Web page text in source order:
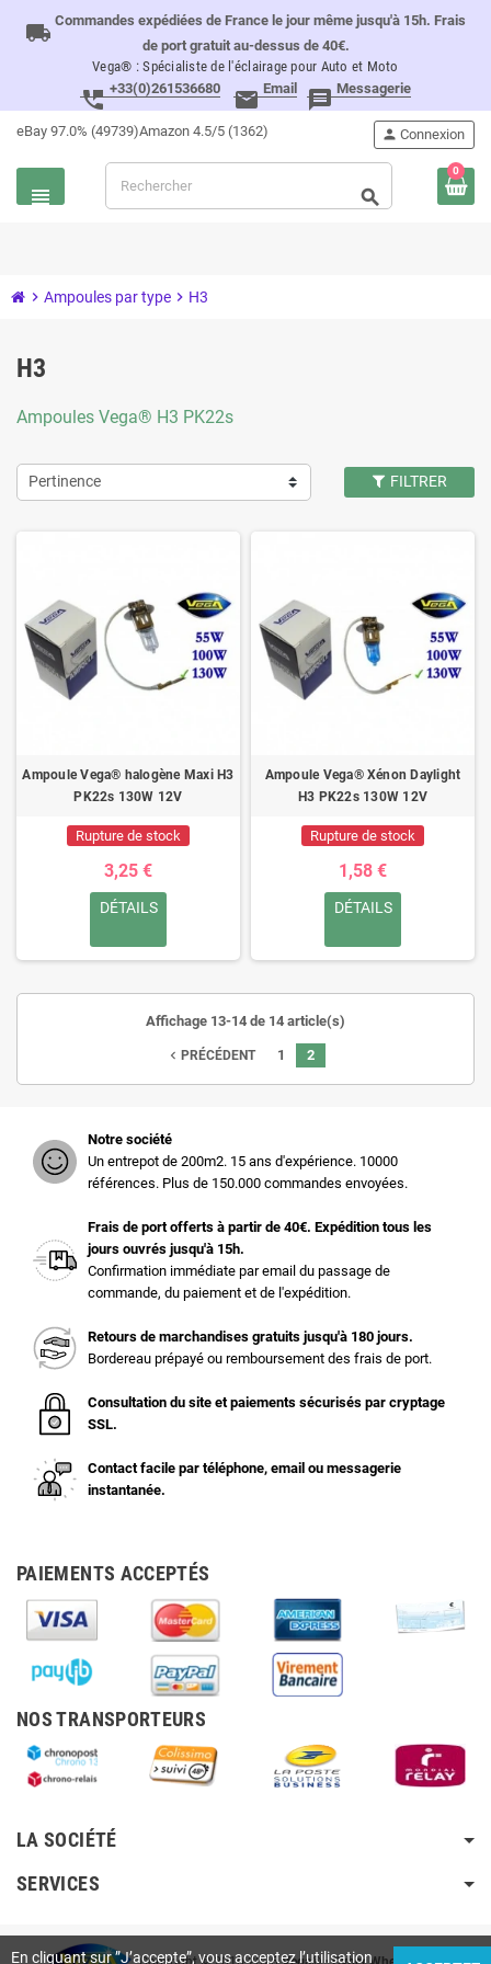
local_shipping Commandes expédiées de France le jour même jusqu'à 15h. Frais
de port gratuit au-dessus de 40€.
Vega® : Spécialiste de l'éclairage pour Auto et Moto
perm_phone_msg +33(0)261536680 email Email message Messagerie
eBay 97.0% (49739)Amazon 4.5/5 (1362)
view_headline
person Connexion
search
0
chevron_right Ampoules par type chevron_right H3
H3
Ampoules Vega® H3 PK22s
Pertinence FILTRER
Ampoule Vega® halogène Maxi H3
PK22s 130W 12V
Rupture de stock
3,25 €
DÉTAILS
Ampoule Vega® Xénon Daylight
H3 PK22s 130W 12V
Rupture de stock
1,58 €
DÉTAILS
Affichage 13-14 de 14 article(s)
navigate_before PRÉCÉDENT 1 2
Notre société
Un entrepot de 200m2. 15 ans d'expérience. 10000
références. Plus de 150.000 commandes envoyées.
Frais de port offerts à partir de 40€. Expédition tous les
jours ouvrés jusqu'à 15h.
Confirmation immédiate par email du passage de
commande, du paiement et de l'expédition.
Retours de marchandises gratuits jusqu'à 180 jours.
Bordereau prépayé ou remboursement des frais de port.
Consultation du site et paiements sécurisés par cryptage
SSL.
Contact facile par téléphone, email ou messagerie
instantanée.
PAIEMENTS ACCEPTÉS
NOS TRANSPORTEURS
LA SOCIÉTÉ
SERVICES
En cliquant sur ”J’accepte”, vous acceptez l’utilisation